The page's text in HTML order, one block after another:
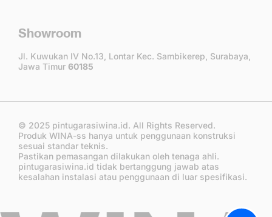
Showroom
Jl. Kuwukan IV No.13, Lontar Kec. Sambikerep, Surabaya,
Jawa Timur 60185
© 2025 pintugarasiwina.id. All Rights Reserved.
Produk WINA-ss hanya untuk penggunaan konstruksi
sesuai standar teknis.
Pastikan pemasangan dilakukan oleh tenaga ahli.
pintugarasiwina.id tidak bertanggung jawab atas
kesalahan instalasi atau penggunaan di luar spesifikasi.